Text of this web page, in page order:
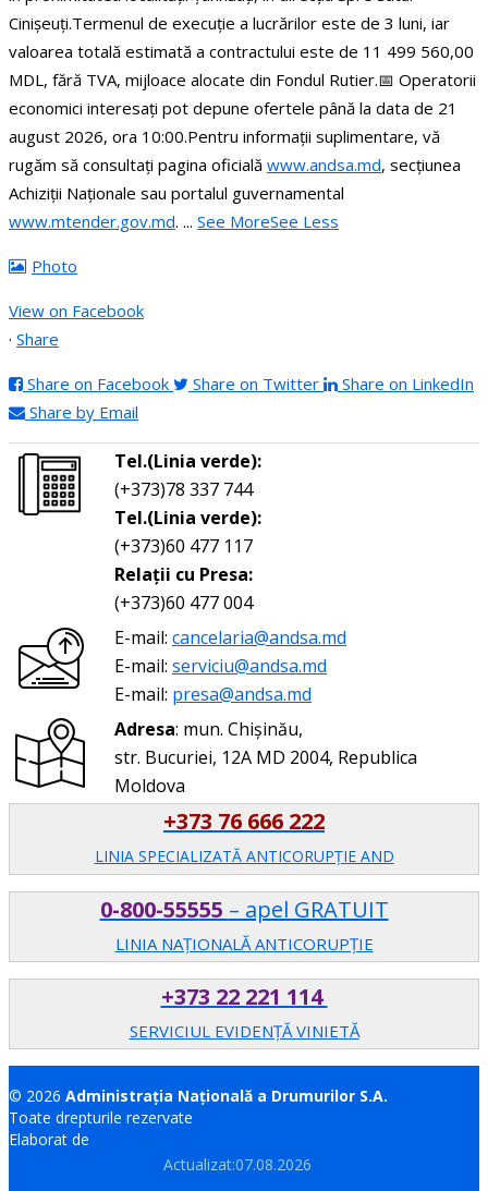
Cinișeuți.Termenul de execuție a lucrărilor este de 3 luni, iar
valoarea totală estimată a contractului este de 11 499 560,00
MDL, fără TVA, mijloace alocate din Fondul Rutier.📅 Operatorii
economici interesați pot depune ofertele până la data de 21
august 2026, ora 10:00.Pentru informații suplimentare, vă
rugăm să consultați pagina oficială www.andsa.md, secțiunea
Achiziții Naționale sau portalul guvernamental
www.mtender.gov.md. ... See MoreSee Less
Photo
View on Facebook
· Share
Share on Facebook Share on Twitter
Share on LinkedIn
Share by Email
Tel.(Linia verde):
(+373)78 337 744
Tel.(Linia verde):
(+373)60 477 117
Relații cu Presa:
(+373)60 477 004
E-mail: cancelaria@andsa.md
E-mail: serviciu@andsa.md
E-mail: presa@andsa.md
Adresa: mun. Chișinău,
str. Bucuriei, 12A MD 2004, Republica
Moldova
+373 76 666 222
LINIA SPECIALIZATĂ ANTICORUPŢIE AND
0-800-55555 – apel GRATUIT
LINIA NAȚIONALĂ ANTICORUPȚIE
+373 22 221 114
SERVICIUL EVIDENȚĂ VINIETĂ
© 2026 Administrația Națională a Drumurilor S.A.
Toate drepturile rezervate
Elaborat de
Actualizat:07.08.2026